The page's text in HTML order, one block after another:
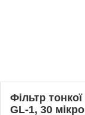
Фільтр
GL-1, 30